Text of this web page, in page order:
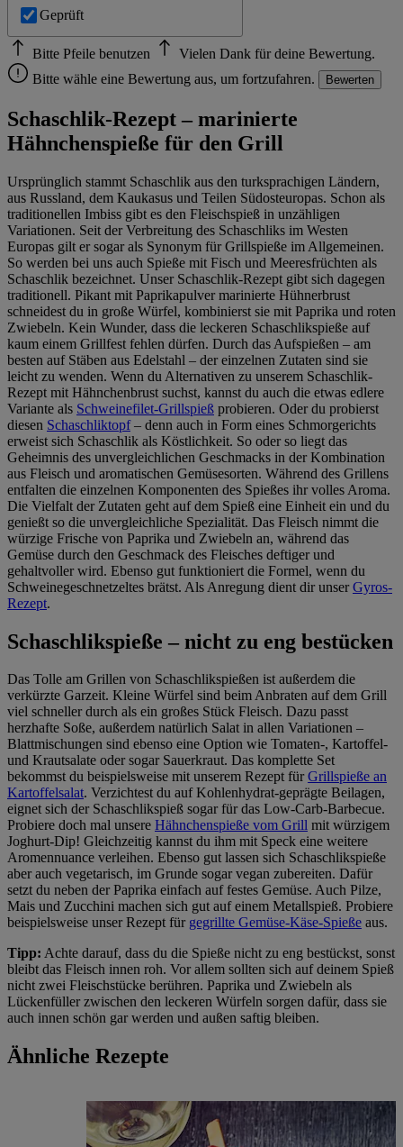
Geprüft
Bitte Pfeile benutzen
Vielen Dank für deine Bewertung.
Bitte wähle eine Bewertung aus, um fortzufahren.
Bewerten
Schaschlik-Rezept – marinierte
Hähnchenspieße für den Grill
Ursprünglich stammt Schaschlik aus den turksprachigen Ländern,
aus Russland, dem Kaukasus und Teilen Südosteuropas. Schon als
traditionellen Imbiss gibt es den Fleischspieß in unzähligen
Variationen. Seit der Verbreitung des Schaschliks im Westen
Europas gilt er sogar als Synonym für Grillspieße im Allgemeinen.
So werden bei uns auch Spieße mit Fisch und Meeresfrüchten als
Schaschlik bezeichnet. Unser Schaschlik-Rezept gibt sich dagegen
traditionell. Pikant mit Paprikapulver marinierte Hühnerbrust
schneidest du in große Würfel, kombinierst sie mit Paprika und roten
Zwiebeln. Kein Wunder, dass die leckeren Schaschlikspieße auf
kaum einem Grillfest fehlen dürfen. Durch das Aufspießen – am
besten auf Stäben aus Edelstahl – der einzelnen Zutaten sind sie
leicht zu wenden. Wenn du Alternativen zu unserem Schaschlik-
Rezept mit Hähnchenbrust suchst, kannst du auch die etwas edlere
Variante als Schweinefilet-Grillspieß probieren. Oder du probierst
diesen Schaschliktopf– denn auch in Form eines Schmorgerichts
erweist sich Schaschlik als Köstlichkeit. So oder so liegt das
Geheimnis des unvergleichlichen Geschmacks in der Kombination
aus Fleisch und aromatischen Gemüsesorten. Während des Grillens
entfalten die einzelnen Komponenten des Spießes ihr volles Aroma.
Die Vielfalt der Zutaten geht auf dem Spieß eine Einheit ein und du
genießt so die unvergleichliche Spezialität. Das Fleisch nimmt die
würzige Frische von Paprika und Zwiebeln an, während das
Gemüse durch den Geschmack des Fleisches deftiger und
gehaltvoller wird. Ebenso gut funktioniert die Formel, wenn du
Schweinegeschnetzeltes brätst. Als Anregung dient dir unserGyros-
Rezept.
Schaschlikspieße – nicht zu eng bestücken
Das Tolle am Grillen von Schaschlikspießen ist außerdem die
verkürzte Garzeit. Kleine Würfel sind beim Anbraten auf dem Grill
viel schneller durch als ein großes Stück Fleisch. Dazu passt
herzhafte Soße, außerdem natürlich Salat in allen Variationen –
Blattmischungen sind ebenso eine Option wie Tomaten-, Kartoffel-
und Krautsalate oder sogar Sauerkraut. Das komplette Set
bekommst du beispielsweise mit unserem Rezept fürGrillspieße an
Kartoffelsalat. Verzichtest du auf Kohlenhydrat-geprägte Beilagen,
eignet sich der Schaschlikspieß sogar für das Low-Carb-Barbecue.
Probiere doch mal unsere Hähnchenspieße vom Grill mit würzigem
Joghurt-Dip! Gleichzeitig kannst du ihm mit Speck eine weitere
Aromennuance verleihen. Ebenso gut lassen sich Schaschlikspieße
aber auch vegetarisch, im Grunde sogar vegan zubereiten. Dafür
setzt du neben der Paprika einfach auf festes Gemüse. Auch Pilze,
Mais und Zucchini machen sich gut auf einem Metallspieß. Probiere
beispielsweise unser Rezept für gegrillte Gemüse-Käse-Spieße aus.
Tipp: Achte darauf, dass du die Spieße nicht zu eng bestückst, sonst
bleibt das Fleisch innen roh. Vor allem sollten sich auf deinem Spieß
nicht zwei Fleischstücke berühren. Paprika und Zwiebeln als
Lückenfüller zwischen den leckeren Würfeln sorgen dafür, dass sie
auch innen schön gar werden und außen saftig bleiben.
Ähnliche Rezepte